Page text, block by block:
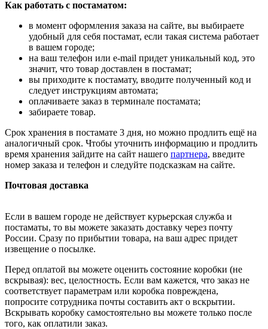
Как работать с постаматом:
в момент оформления заказа на сайте, вы выбираете
удобный для себя постамат, если такая система работает
в вашем городе;
на ваш телефон или e-mail придет уникальный код, это
значит, что товар доставлен в постамат;
вы приходите к постамату, вводите полученный код и
следует инструкциям автомата;
оплачиваете заказ в терминале постамата;
забираете товар.
Срок хранения в постамате 3 дня, но можно продлить ещё на
аналогичный срок. Чтобы уточнить информацию и продлить
время хранения зайдите на сайт нашего партнера, введите
номер заказа и телефон и следуйте подсказкам на сайте.
Почтовая доставка
Если в вашем городе не действует курьерская служба и
постаматы, то вы можете заказать доставку через почту
России. Сразу по прибытии товара, на ваш адрес придет
извещение о посылке.
Перед оплатой вы можете оценить состояние коробки (не
вскрывая): вес, целостность. Если вам кажется, что заказ не
соответствует параметрам или коробка повреждена,
попросите сотрудника почты составить акт о вскрытии.
Вскрывать коробку самостоятельно вы можете только после
того, как оплатили заказ.